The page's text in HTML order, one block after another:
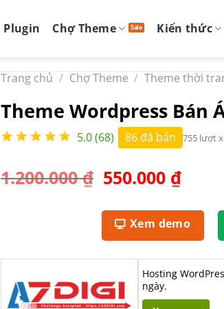
Plugin Chợ Theme Kiến thức
Trang chủ / Chợ Theme / Theme thời
Theme Wordpress Bán
5.0 (68) 86 đã bán 755 lượt
1.200.000₫ Giá
là:
1.200.000 ₫.
550.000 ₫Giá
tại
là:
Xem demo
Hosting
ngày.